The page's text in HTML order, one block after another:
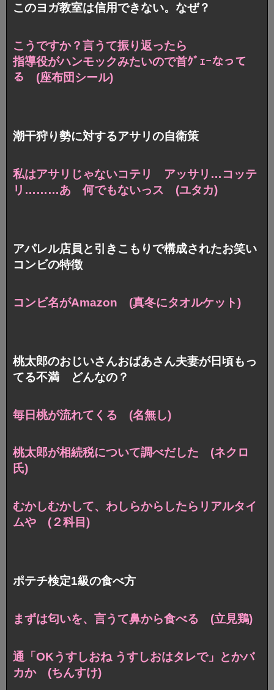
このヨガ教室は信用できない。なぜ？
こうですか？言うて振り返ったら
指導役がハンモックみたいので首ｸﾞｪｰなって
る (座布団シール)
潮干狩り勢に対するアサリの自衛策
私はアサリじゃないコテリ アッサリ…コッテ
リ………あ 何でもないっス (ユタカ)
アパレル店員と引きこもりで構成されたお笑い
コンビの特徴
コンビ名がAmazon (真冬にタオルケット)
桃太郎のおじいさんおばあさん夫妻が日頃もっ
てる不満 どんなの？
毎日桃が流れてくる (名無し)
桃太郎が相続税について調べだした (ネクロ
氏)
むかしむかして、わしらからしたらリアルタイ
ムや (２科目)
ポテチ検定1級の食べ方
まずは匂いを、言うて鼻から食べる (立見鶏)
通「OKうすしおね うすしおはタレで」とかバ
カか (ちんすけ)